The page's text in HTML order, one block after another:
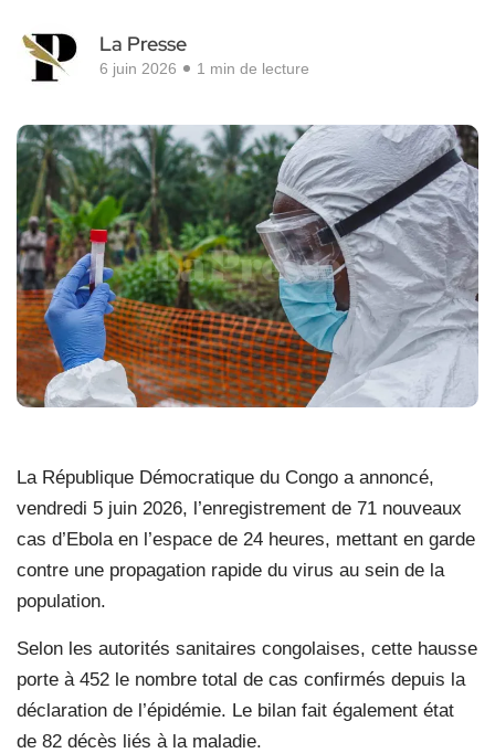
La Presse
6 juin 2026 1 min de lecture
La République Démocratique du Congo a annoncé,
vendredi 5 juin 2026, l’enregistrement de 71 nouveaux
cas d’Ebola en l’espace de 24 heures, mettant en garde
contre une propagation rapide du virus au sein de la
population.
Selon les autorités sanitaires congolaises, cette hausse
porte à 452 le nombre total de cas confirmés depuis la
déclaration de l’épidémie. Le bilan fait également état
de 82 décès liés à la maladie.